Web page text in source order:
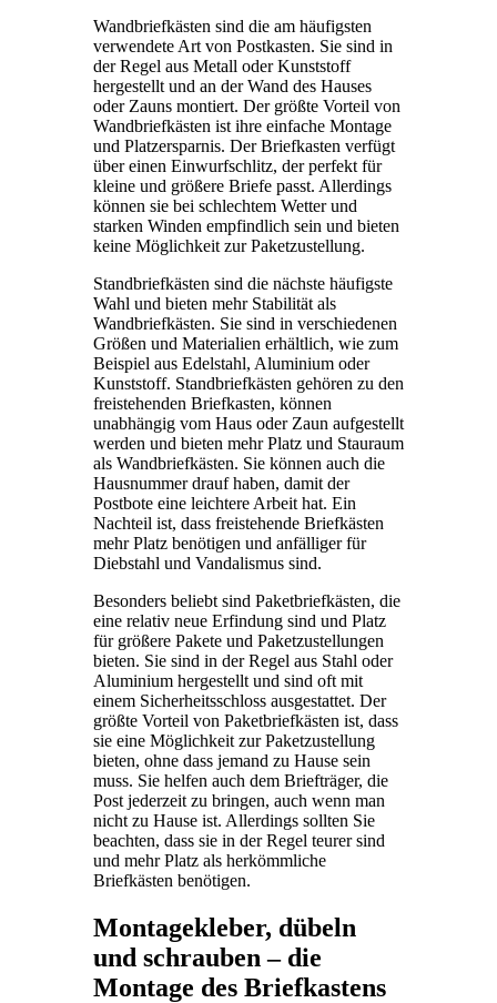
Wandbriefkästen sind die am häufigsten
verwendete Art von Postkasten. Sie sind in
der Regel aus Metall oder Kunststoff
hergestellt und an der Wand des Hauses
oder Zauns montiert. Der größte Vorteil von
Wandbriefkästen ist ihre einfache Montage
und Platzersparnis. Der Briefkasten verfügt
über einen Einwurfschlitz, der perfekt für
kleine und größere Briefe passt. Allerdings
können sie bei schlechtem Wetter und
starken Winden empfindlich sein und bieten
keine Möglichkeit zur Paketzustellung.
Standbriefkästen sind die nächste häufigste
Wahl und bieten mehr Stabilität als
Wandbriefkästen. Sie sind in verschiedenen
Größen und Materialien erhältlich, wie zum
Beispiel aus Edelstahl, Aluminium oder
Kunststoff. Standbriefkästen gehören zu den
freistehenden Briefkasten, können
unabhängig vom Haus oder Zaun aufgestellt
werden und bieten mehr Platz und Stauraum
als Wandbriefkästen. Sie können auch die
Hausnummer drauf haben, damit der
Postbote eine leichtere Arbeit hat. Ein
Nachteil ist, dass freistehende Briefkästen
mehr Platz benötigen und anfälliger für
Diebstahl und Vandalismus sind.
Besonders beliebt sind Paketbriefkästen, die
eine relativ neue Erfindung sind und Platz
für größere Pakete und Paketzustellungen
bieten. Sie sind in der Regel aus Stahl oder
Aluminium hergestellt und sind oft mit
einem Sicherheitsschloss ausgestattet. Der
größte Vorteil von Paketbriefkästen ist, dass
sie eine Möglichkeit zur Paketzustellung
bieten, ohne dass jemand zu Hause sein
muss. Sie helfen auch dem Briefträger, die
Post jederzeit zu bringen, auch wenn man
nicht zu Hause ist. Allerdings sollten Sie
beachten, dass sie in der Regel teurer sind
und mehr Platz als herkömmliche
Briefkästen benötigen.
Montagekleber, dübeln
und schrauben – die
Montage des Briefkastens